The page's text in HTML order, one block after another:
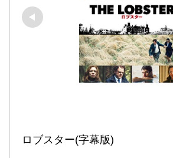
ロブスター(字幕版)